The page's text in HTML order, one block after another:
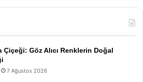
Çiçeği: Göz Alıcı Renklerin Doğal
7 Ağustos 2026